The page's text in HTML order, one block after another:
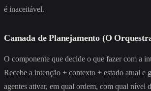
é inaceitável.
Camada de Planejamento (O
O componente que decide o que fazer com a
Recebe a intenção + contexto + estado atual e
agentes ativar, em qual ordem, com qual nível